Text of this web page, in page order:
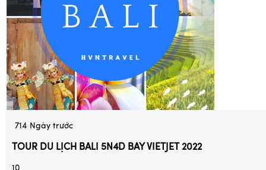
714 Ngày trước
TOUR DU LỊCH BALI 5N4D BAY VIETJET 2022